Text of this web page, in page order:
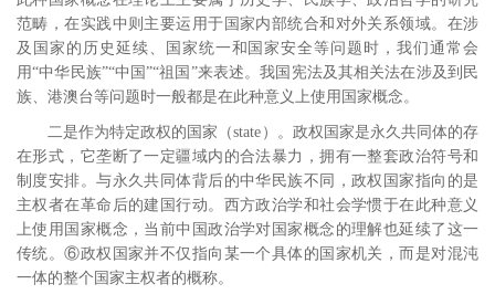
范畴，在实践中则主要运用于国家内部统合和对外关系领域。在涉
及国家的历史延续、国家统一和国家安全等问题时，我们通常会
用“中华民族”“中国”“祖国”来表述。我国宪法及其相关法在涉及到民
族、港澳台等问题时一般都是在此种意义上使用国家概念。
二是作为特定政权的国家（state ）。政权国家是永久共同体的存
在形式，它垄断了一定疆域内的合法暴力，拥有一整套政治符号和
制度安排。与永久共同体背后的中华民族不同，政权国家指向的是
主权者在革命后的建国行动。西方政治学和社会学惯于在此种意义
上使用国家概念，当前中国政治学对国家概念的理解也延续了这一
传统。⑥政权国家并不仅指向某一个具体的国家机关，而是对混沌
一体的整个国家主权者的概称。